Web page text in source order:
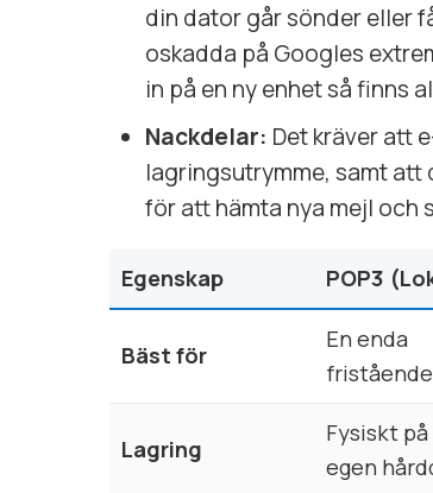
din dator går sönder eller
oskadda på Googles
in på en ny enhet så finns
Nackdelar: Det kräver att
lagringsutrymme, samt
för att hämta nya mejl och
Egenskap POP3
Bäst för
En enda
Lagring
Fysiskt
egen